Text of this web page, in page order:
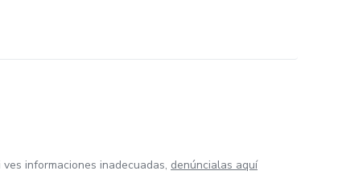
informaciones inadecuadas, denúncialas aquí